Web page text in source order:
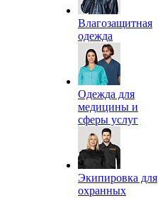
Влагозащитная
одежда
Одежда для
медицины и
сферы услуг
Экипировка для
охранных